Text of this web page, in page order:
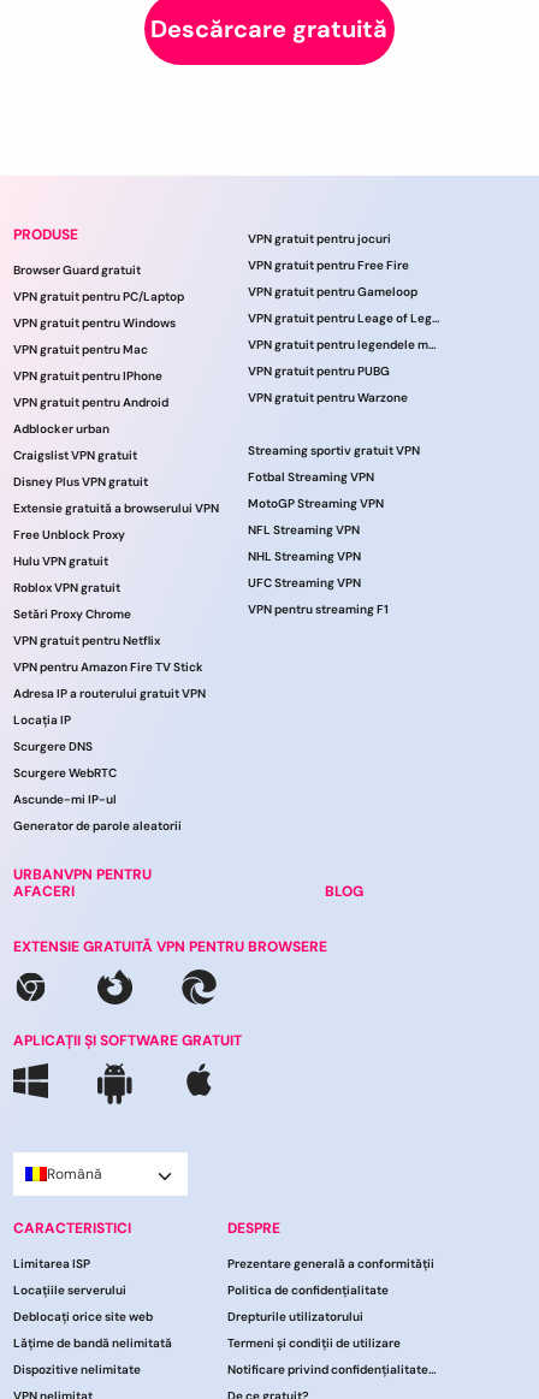
Descărcare gratuită
PRODUSE
Browser Guard gratuit
VPN gratuit pentru PC/Laptop
VPN gratuit pentru Windows
VPN gratuit pentru Mac
VPN gratuit pentru IPhone
VPN gratuit pentru Android
Adblocker urban
Craigslist VPN gratuit
Disney Plus VPN gratuit
Extensie gratuită a browserului VPN
Free Unblock Proxy
Hulu VPN gratuit
Roblox VPN gratuit
Setări Proxy Chrome
VPN gratuit pentru Netflix
VPN pentru Amazon Fire TV Stick
Adresa IP a routerului gratuit VPN
Locația IP
Scurgere DNS
Scurgere WebRTC
Ascunde-mi IP-ul
Generator de parole aleatorii
URBANVPN PENTRU
AFACERI
VPN gratuit pentru jocuri
VPN gratuit pentru Free Fire
VPN gratuit pentru Gameloop
VPN gratuit pentru Leage of Legends
VPN gratuit pentru legendele mobile
VPN gratuit pentru PUBG
VPN gratuit pentru Warzone
Streaming sportiv gratuit VPN
Fotbal Streaming VPN
MotoGP Streaming VPN
NFL Streaming VPN
NHL Streaming VPN
UFC Streaming VPN
VPN pentru streaming F1
BLOG
EXTENSIE GRATUITĂ VPN PENTRU BROWSERE
APLICAȚII ȘI SOFTWARE GRATUIT
Română
CARACTERISTICI
Limitarea ISP
Locațiile serverului
Deblocați orice site web
Lățime de bandă nelimitată
Dispozitive nelimitate
DESPRE
Prezentare generală a conformității
Politica de confidențialitate
Drepturile utilizatorului
Termeni și condiții de utilizare
Notificare privind confidențialitatea CCPA